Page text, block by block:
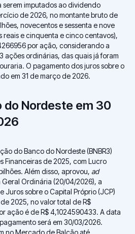
serem imputados ao dividendo
de 2026, no montante bruto de
novecentos e sessenta e nove
reais e cinquenta e cinco centavos),
por ação, considerando a
ordinárias, das quais já foram
O pagamento dos juros sobre o
em 31 de março de 2026.
do Nordeste em 30
do Banco do Nordeste (BNBR3)
Financeiras de 2025, com Lucro
Além disso, aprovou, ad
Geral Ordinária (20/04/2026), a
Juros sobre o Capital Próprio (JCP)
2025, no valor total de R$
ação é de R$ 4,1024590433. A data
será em 30/03/2026.